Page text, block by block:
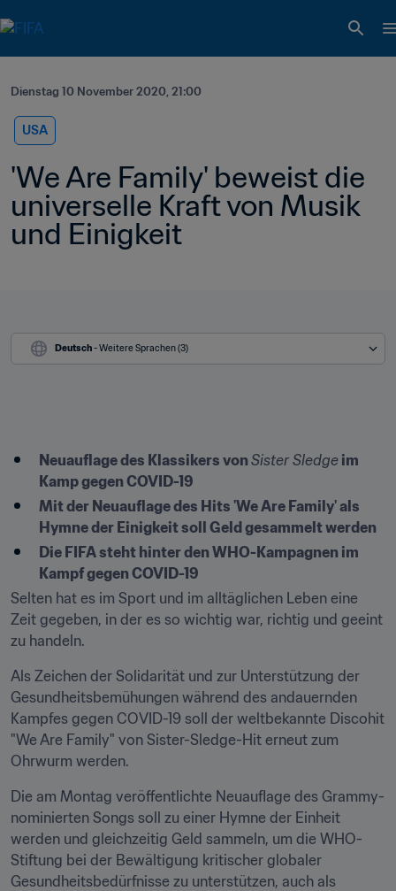
Dienstag 10 November 2020, 21:00
USA
'We Are Family' beweist die
universelle Kraft von Musik
und Einigkeit
Deutsch - Weitere Sprachen (3)
Neuauflage des Klassikers von Sister Sledge im
Kamp gegen COVID-19
Mit der Neuauflage des Hits 'We Are Family' als
Hymne der Einigkeit soll Geld gesammelt werden
Die FIFA steht hinter den WHO-Kampagnen im
Kampf gegen COVID-19
Selten hat es im Sport und im alltäglichen Leben eine
Zeit gegeben, in der es so wichtig war, richtig und geeint
zu handeln.
Als Zeichen der Solidarität und zur Unterstützung der
Gesundheitsbemühungen während des andauernden
Kampfes gegen COVID-19 soll der weltbekannte Discohit
"We Are Family" von Sister-Sledge-Hit erneut zum
Ohrwurm werden.
Die am Montag veröffentlichte Neuauflage des Grammy-
nominierten Songs soll zu einer Hymne der Einheit
werden und gleichzeitig Geld sammeln, um die WHO-
Stiftung bei der Bewältigung kritischer globaler
Gesundheitsbedürfnisse zu unterstützen, auch als